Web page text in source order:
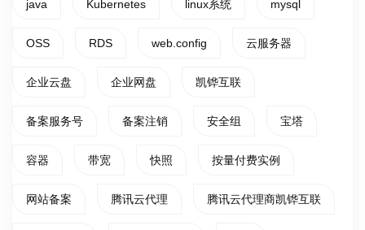
java Kubernetes linux系统 mysql
OSS RDS web.config 云服务器
企业云盘 企业网盘 凯铧互联
备案服务号 备案注销 安全组 宝塔
容器 带宽 快照 按量付费实例
网站备案 腾讯云代理 腾讯云代理商凯铧互联